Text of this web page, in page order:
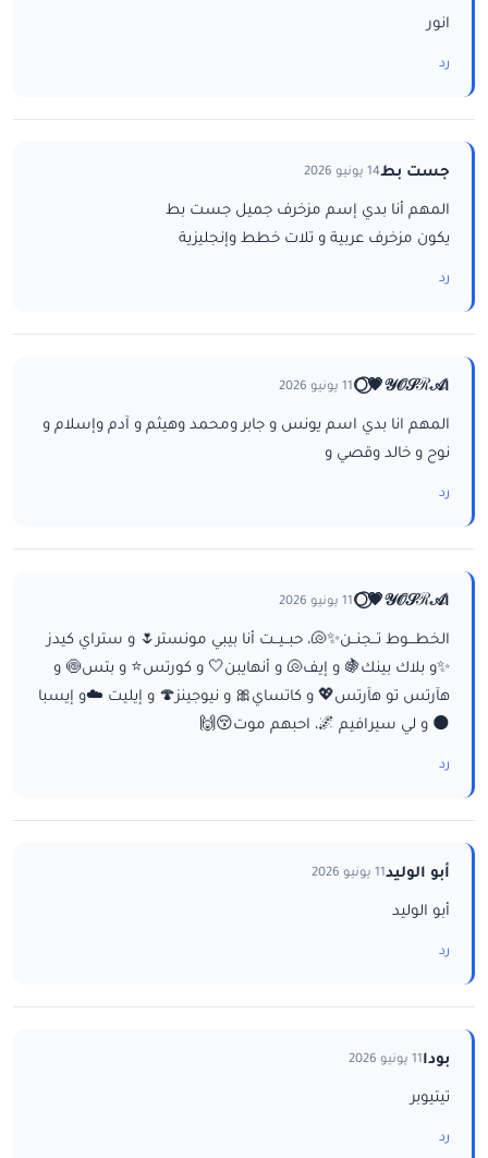
انور
رد
جست بط14 يونيو 2026
المهم أنا بدي إسم مزخرف جميل جست بط
يكون مزخرف عربية و تلات خطط وإنجليزية
رد
ا𝒴𝒪𝒮ℛ𝒜💗⃝🌕 11 يونيو 2026
المهم انا بدي اسم يونس و جابر ومحمد وهيثم و آدم وإسلام و
نوح و خالد وقصي و
رد
ا𝒴𝒪𝒮ℛ𝒜💗⃝🌕 11 يونيو 2026
الخطـــوط تــجنــن✨🐚، حبــيــت أنا بيبي مونستر🌷 و ستراي كيدز
✨و بلاك بينك🍇 و إيف🐚 و أنهايبن🤍 و كورتس⭐ و بتس🍥 و
هآرتس تو هآرتس💖 و كاتساي🎀 و نيوجينز🍄 و إيليت ☁️و إيسبا
🌑 و لي سيرافيم 🌌، احبهم موت😚🙌
رد
أبو الوليد11 يونيو 2026
أبو الوليد
رد
بودا11 يونيو 2026
تيتيوبر
رد